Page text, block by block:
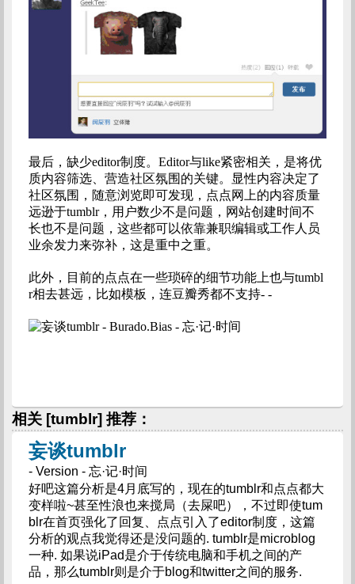
最后，缺少editor制度。Editor与like紧密相关，是将优
质内容筛选、营造社区氛围的关键。显性内容决定了
社区氛围，随意浏览即可发现，点点网上的内容质量
远逊于tumblr，用户数少不是问题，网站创建时间不
长也不是问题，这些都可以依靠兼职编辑或工作人员
业余发力来弥补，这是重中之重。
此外，目前的点点在一些琐碎的细节功能上也与tumbl
r相去甚远，比如模板，连豆瓣秀都不支持- -
相关 [tumblr] 推荐：
妄谈tumblr
- Version - 忘·记·时间
好吧这篇分析是4月底写的，现在的tumblr和点点都大
变样啦~甚至性浪也来搅局（去屎吧），不过即使tum
blr在首页强化了回复、点点引入了editor制度，这篇
分析的观点我觉得还是没问题的. tumblr是microblog
一种. 如果说iPad是介于传统电脑和手机之间的产
品，那么tumblr则是介于blog和twitter之间的服务.